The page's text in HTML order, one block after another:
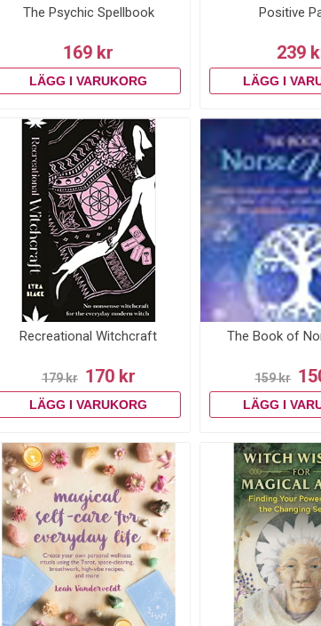
The Psychic Spellbook
169 kr
Positive
239
Recreational Witchcraft
179 kr 170 kr
The Book of
159 kr